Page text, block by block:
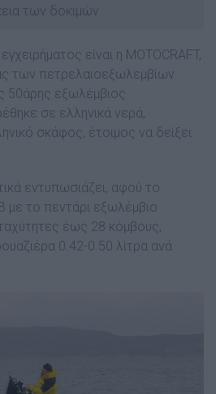
των δοκιμών
είναι η MOTOCRAFT,
των πετρελαιοεξωλεµβίων
50άρης εξωλέµβιος
σε ελληνικά νερά,
σκάφος, έτοιµος να δείξει
εντυπωσιάζει, αφού το
µε το πεντάρι εξωλέµβιο
ταχύτητες έως 28 κόµβους,
0.42-0.50 λίτρα ανά